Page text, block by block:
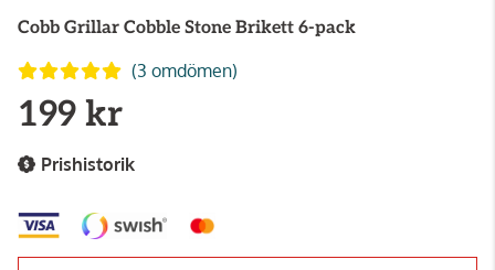
Cobb Grillar Cobble Stone Brikett 6-pack
(3 omdömen)
199 kr
Prishistorik